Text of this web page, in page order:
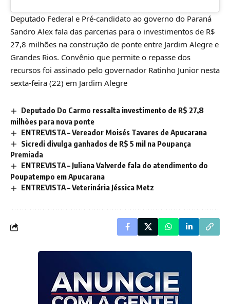
Deputado Federal e Pré-candidato ao governo do Paraná
Sandro Alex fala das parcerias para o investimentos de R$
27,8 milhões na construção de ponte entre Jardim Alegre e
Grandes Rios. Convênio que permite o repasse dos
recursos foi assinado pelo governador Ratinho Junior nesta
sexta-feira (22) em Jardim Alegre
Deputado Do Carmo ressalta investimento de R$ 27,8
milhões para nova ponte
ENTREVISTA – Vereador Moisés Tavares de Apucarana
Sicredi divulga ganhados de R$ 5 mil na Poupança
Premiada
ENTREVISTA – Juliana Valverde fala do atendimento do
Poupatempo em Apucarana
ENTREVISTA – Veterinária Jéssica Metz